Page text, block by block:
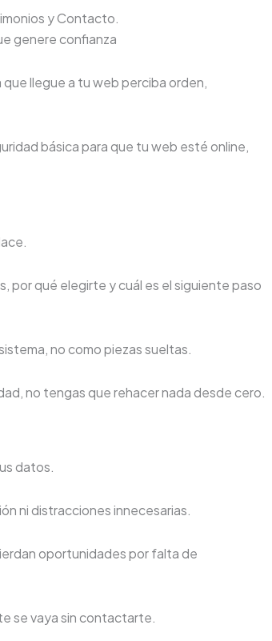
y Contacto.
genere confianza
llegue a tu web perciba orden,
básica para que tu web esté online,
por qué elegirte y cuál es el siguiente paso
no como piezas sueltas.
no tengas que rehacer nada desde cero.
datos.
ni distracciones innecesarias.
oportunidades por falta de
se vaya sin contactarte.